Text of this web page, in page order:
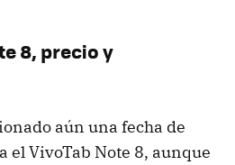
8, precio y
aún una fecha de
el VivoTab Note 8, aunque